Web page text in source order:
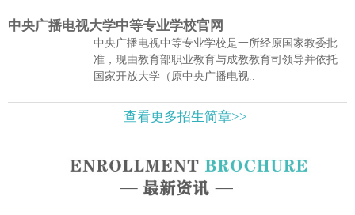
中央广播电视大学中等专业学校官网
中央广播电视中等专业学校是一所经原国家教委批
准，现由教育部职业教育与成教教育司领导并依托
国家开放大学（原中央广播电视..
查看更多招生简章>>